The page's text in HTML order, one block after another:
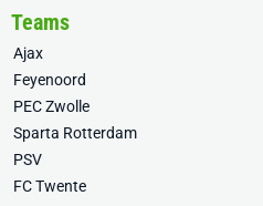
Teams
Ajax
Feyenoord
PEC Zwolle
Sparta Rotterdam
PSV
FC Twente